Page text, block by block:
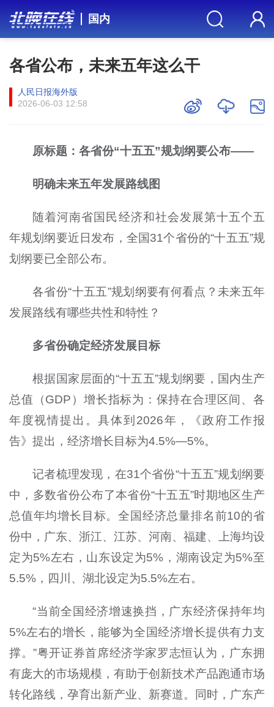
国内
各省公布，未来五年这么干
人民日报海外版
2026-06-03 12:58
原标题：各省份“十五五”规划纲要公布——
明确未来五年发展路线图
随着河南省国民经济和社会发展第十五个五
年规划纲要近日发布，全国31个省份的“十五五”规
划纲要已全部公布。
各省份“十五五”规划纲要有何看点？未来五年
发展路线有哪些共性和特性？
多省份确定经济发展目标
根据国家层面的“十五五”规划纲要，国内生产
总值（GDP）增长指标为：保持在合理区间、各
年度视情提出。具体到2026年，《政府工作报
告》提出，经济增长目标为4.5%—5%。
记者梳理发现，在31个省份“十五五”规划纲要
中，多数省份公布了本省份“十五五”时期地区生产
总值年均增长目标。全国经济总量排名前10的省
份中，广东、浙江、江苏、河南、福建、上海均设
定为5%左右，山东设定为5%，湖南设定为5%至
5.5%，四川、湖北设定为5.5%左右。
“当前全国经济增速换挡，广东经济保持年均
5%左右的增长，能够为全国经济增长提供有力支
撑。”粤开证券首席经济学家罗志恒认为，广东拥
有庞大的市场规模，有助于创新技术产品跑通市场
转化路线，孕育出新产业、新赛道。同时，广东产